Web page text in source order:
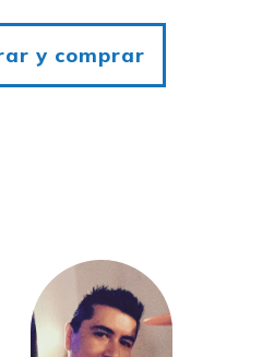
y comprar